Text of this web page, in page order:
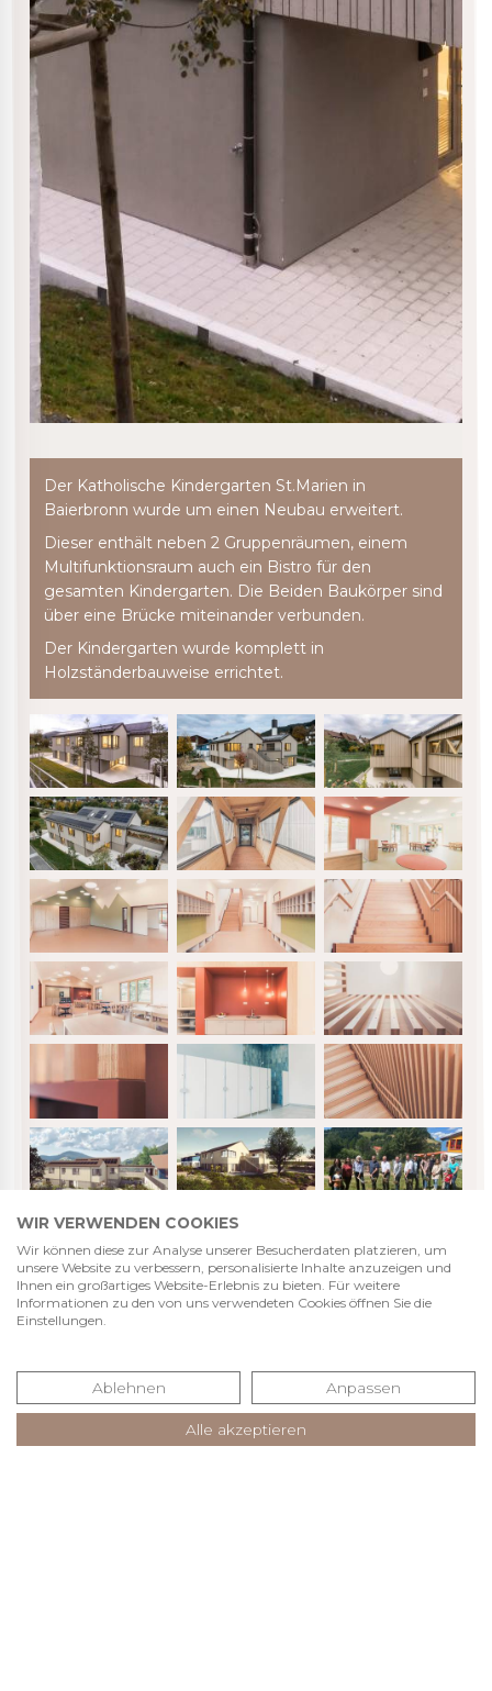
Der Katholische Kindergarten St.Marien in
Baierbronn wurde um einen Neubau erweitert.
Dieser enthält neben 2 Gruppenräumen, einem
Multifunktionsraum auch ein Bistro für den
gesamten Kindergarten. Die Beiden Baukörper sind
über eine Brücke miteinander verbunden.
Der Kindergarten wurde komplett in
Holzständerbauweise errichtet.
WIR VERWENDEN COOKIES
Wir können diese zur Analyse unserer Besucherdaten platzieren, um
unsere Website zu verbessern, personalisierte Inhalte anzuzeigen und
Ihnen ein großartiges Website-Erlebnis zu bieten. Für weitere
Informationen zu den von uns verwendeten Cookies öffnen Sie die
Einstellungen.
Ablehnen Anpassen
Alle akzeptieren